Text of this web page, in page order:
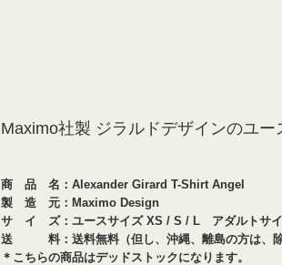
Maximo社製 ジラルドデザインのユー
商 品 名：Alexander Girard T-Shirt Angel
製 造 元：Maximo Design
サ イ ズ：ユースサイズ XS / S / L アダルトサ
送 料：送料無料（但し、沖縄、離島の方は、除
＊こちらの商品はデッドストックになります。